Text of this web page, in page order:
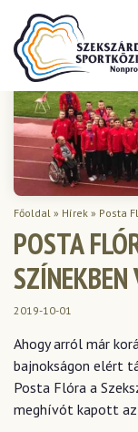
Főoldal » Hírek » Posta
POSTA
2019-10-01
Ahogy arról már
bajnokságon elért
Posta Flóra a
meghívót kapott